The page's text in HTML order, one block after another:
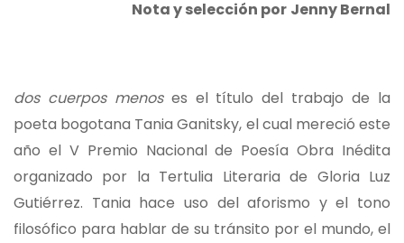
Nota y selección por Jenny Bernal
dos cuerpos menoses el título del trabajo de la
poeta bogotana Tania Ganitsky, el cual mereció este
año el V Premio Nacional de Poesía Obra Inédita
organizado por la Tertulia Literaria de Gloria Luz
Gutiérrez. Tania hace uso del aforismo y el tono
filosófico para hablar de su tránsito por el mundo, el